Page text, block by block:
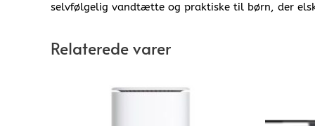
selvfølgelig vandtætte og praktiske til børn, der
Relaterede varer